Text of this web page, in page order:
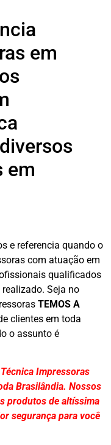
em
em
e referencia quando o
com atuação em
qualificados
Seja no
TEMOS A
clientes em toda
o assunto é
Impressoras
Brasilândia. Nossos
produtos de altíssima
segurança para você